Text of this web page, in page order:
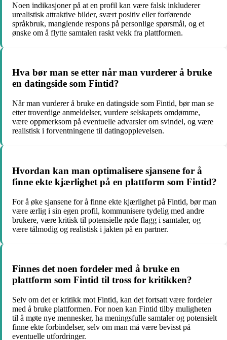
Noen indikasjoner på at en profil kan være falsk inkluderer
urealistisk attraktive bilder, svært positiv eller forførende
språkbruk, manglende respons på personlige spørsmål, og et
ønske om å flytte samtalen raskt vekk fra plattformen.
Hva bør man se etter når man vurderer å bruke
en datingside som Fintid?
Når man vurderer å bruke en datingside som Fintid, bør man se
etter troverdige anmeldelser, vurdere selskapets omdømme,
være oppmerksom på eventuelle advarsler om svindel, og være
realistisk i forventningene til datingopplevelsen.
Hvordan kan man optimalisere sjansene for å
finne ekte kjærlighet på en plattform som Fintid?
For å øke sjansene for å finne ekte kjærlighet på Fintid, bør man
være ærlig i sin egen profil, kommunisere tydelig med andre
brukere, være kritisk til potensielle røde flagg i samtaler, og
være tålmodig og realistisk i jakten på en partner.
Finnes det noen fordeler med å bruke en
plattform som Fintid til tross for kritikken?
Selv om det er kritikk mot Fintid, kan det fortsatt være fordeler
med å bruke plattformen. For noen kan Fintid tilby muligheten
til å møte nye mennesker, ha meningsfulle samtaler og potensielt
finne ekte forbindelser, selv om man må være bevisst på
eventuelle utfordringer.